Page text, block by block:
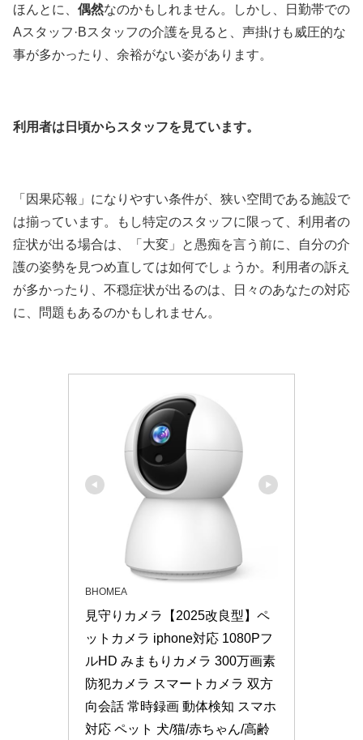
ほんとに、 偶然なのかもしれません。しかし、日勤帯での
Aスタッフ·Bスタッフの介護を見ると、声掛けも威圧的な
事が多かったり、余裕がない姿があります。
利用者は日頃からスタッフを見ています。
「因果応報」になりやすい条件が、狭い空間である施設で
は揃っています。もし特定のスタッフに限って、利用者の
症状が出る場合は、「大変」と愚痴を言う前に、自分の介
護の姿勢を見つめ直しては如何でしょうか。利用者の訴え
が多かったり、不穏症状が出るのは、日々のあなたの対応
に、問題もあるのかもしれません。
BHOMEA
見守りカメラ【2025改良型】ペ
ットカメラ iphone対応 1080Pフ
ルHD みまもりカメラ 300万画素
防犯カメラ スマートカメラ 双方
向会話 常時録画 動体検知 スマホ
対応 ペット 犬/猫/赤ちゃん/高齢